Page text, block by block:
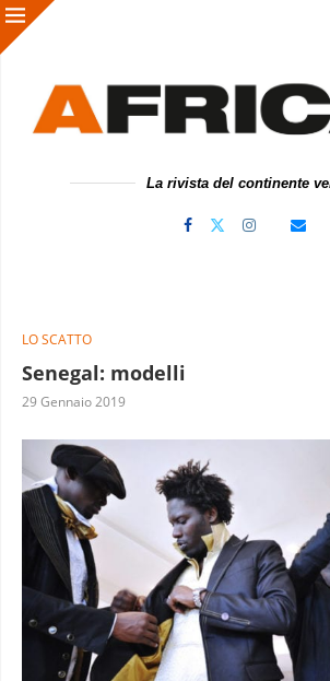
La rivista del continente
LO SCATTO
Senegal: modelli
29 Gennaio 2019